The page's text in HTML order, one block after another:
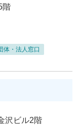
階
体・法人窓口
沢ビル2階